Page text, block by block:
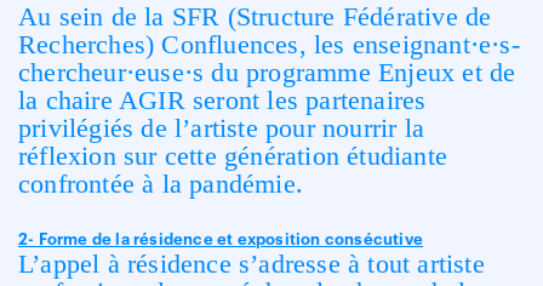
Au sein de la SFR (Structure Fédérative de
Recherches) Confluences, les enseignant·e·s-
chercheur·euse·s du programme Enjeux et de
la chaire AGIR seront les partenaires
privilégiés de l’artiste pour nourrir la
réflexion sur cette génération étudiante
confrontée à la pandémie.
2- Forme de la résidence et exposition consécutive
L’appel à résidence s’adresse à tout artiste